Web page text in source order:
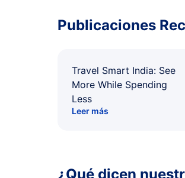
Publicaciones
Travel Smart India: See
More While Spending
Less
Leer más
¿Qué dicen